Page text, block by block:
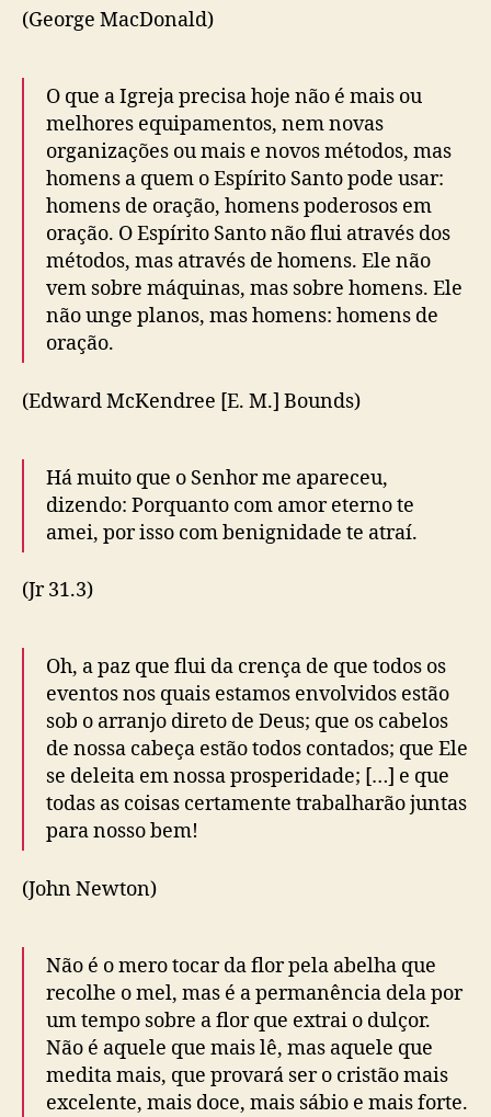
(George MacDonald)
O que a Igreja precisa hoje não é mais ou
melhores equipamentos, nem novas
organizações ou mais e novos métodos, mas
homens a quem o Espírito Santo pode usar:
homens de oração, homens poderosos em
oração. O Espírito Santo não flui através dos
métodos, mas através de homens. Ele não
vem sobre máquinas, mas sobre homens. Ele
não unge planos, mas homens: homens de
oração.
(Edward McKendree [E. M.] Bounds)
Há muito que o Senhorme apareceu,
dizendo: Porquanto com amor eterno te
amei, por isso com benignidade te atraí.
(Jr 31.3)
Oh, a paz que flui da crença de que todos os
eventos nos quais estamos envolvidos estão
sob o arranjo direto de Deus; que os cabelos
de nossa cabeça estão todos contados; que Ele
se deleita em nossa prosperidade; […] e que
todas as coisas certamente trabalharão juntas
para nosso bem!
(John Newton)
Não é o mero tocar da flor pela abelha que
recolhe o mel, mas é a permanência dela por
um tempo sobre a flor que extrai o dulçor.
Não é aquele que mais lê, mas aquele que
medita mais, que provará ser o cristão mais
excelente, mais doce, mais sábio e mais forte.